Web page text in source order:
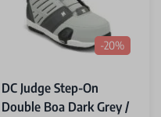
-20%
DC Judge Step-On
Double Boa Dark Grey /